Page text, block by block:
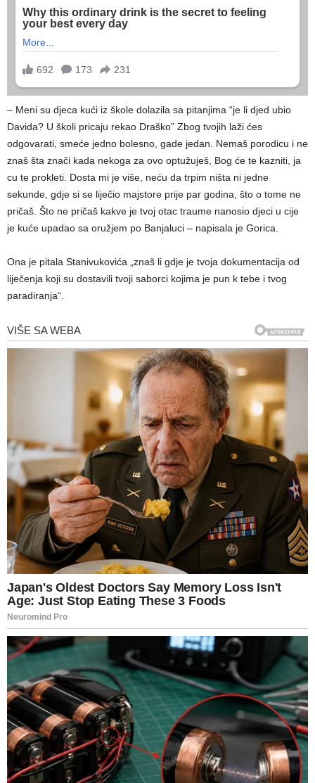
– Meni su djeca kući iz škole dolazila sa pitanjima “je li djed ubio
Davida? U školi pricaju rekao Draško” Zbog tvojih laži ćes
odgovarati, smeće jedno bolesno, gade jedan. Nemaš porodicu i ne
znaš šta znači kada nekoga za ovo optužuješ, Bog će te kazniti, ja
cu te prokleti. Dosta mi je više, neću da trpim ništa ni jedne
sekunde, gdje si se liječio majstore prije par godina, što o tome ne
pričaš. Što ne pričaš kakve je tvoj otac traume nanosio djeci u cije
je kuće upadao sa oružjem po Banjaluci – napisala je Gorica.
Ona je pitala Stanivukovića „znaš li gdje je tvoja dokumentacija od
liječenja koji su dostavili tvoji saborci kojima je pun k tebe i tvog
paradiranja“.